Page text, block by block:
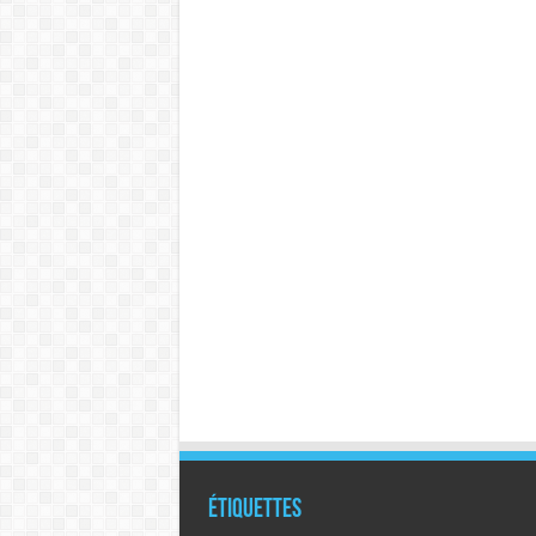
Étiquettes